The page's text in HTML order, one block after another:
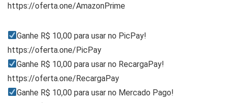
https://oferta.one/AmazonPrime
Ganhe R$ 10,00 para usar no PicPay!
https://oferta.one/PicPay
Ganhe R$ 10,00 para usar no RecargaPay!
https://oferta.one/RecargaPay
Ganhe R$ 10,00 para usar no Mercado Pago!